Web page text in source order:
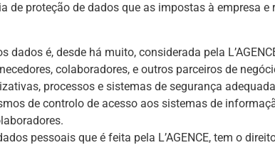
proteção de dados que as impostas à empresa
é, desde há muito, considerada pela
colaboradores, e outros parceiros de
processos e sistemas de segurança
de controlo de acesso aos sistemas de
pessoais que é feita pela L’AGENCE, tem o